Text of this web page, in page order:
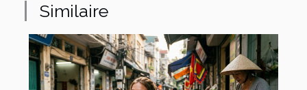
Similaire